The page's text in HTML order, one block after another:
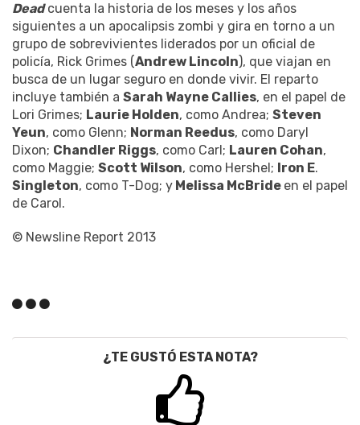
Deadcuenta la historia de los meses y los años
siguientes a un apocalipsis zombi y gira en torno a un
grupo de sobrevivientes liderados por un oficial de
policía, Rick Grimes (Andrew Lincoln), que viajan en
busca de un lugar seguro en donde vivir. El reparto
incluye también a Sarah Wayne Callies, en el papel de
Lori Grimes; Laurie Holden, como Andrea; Steven
Yeun, como Glenn; Norman Reedus, como Daryl
Dixon; Chandler Riggs, como Carl; Lauren Cohan,
como Maggie; Scott Wilson, como Hershel; Iron E.
Singleton, como T-Dog; y Melissa McBride en el papel
de Carol.
© Newsline Report 2013
¿TE GUSTÓ ESTA NOTA?